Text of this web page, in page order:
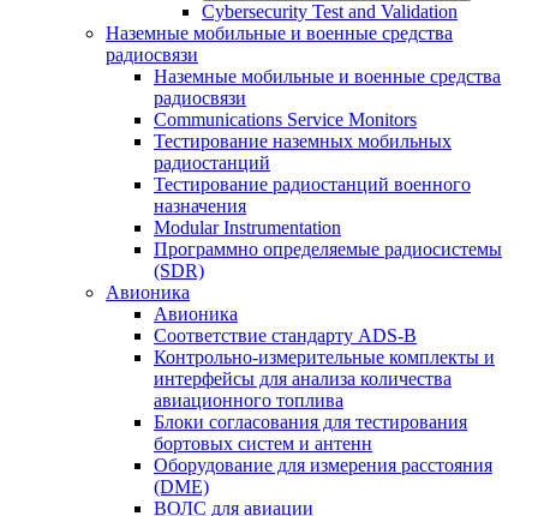
Cybersecurity Test and Validation
Наземные мобильные и военные средства
радиосвязи
Наземные мобильные и военные средства
радиосвязи
Communications Service Monitors
Тестирование наземных мобильных
радиостанций
Тестирование радиостанций военного
назначения
Modular Instrumentation
Программно определяемые радиосистемы
(SDR)
Авионика
Авионика
Соответствие стандарту ADS-B
Контрольно-измерительные комплекты и
интерфейсы для анализа количества
авиационного топлива
Блоки согласования для тестирования
бортовых систем и антенн
Оборудование для измерения расстояния
(DME)
ВОЛС для авиации